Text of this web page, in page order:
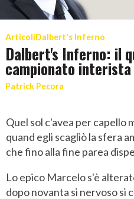
ArticoliDalbert's Inferno
Dalbert's Inferno: il
campionato interista
Patrick Pecora
Quel sol c'avea per capello
quand egli scagliò la sfera
che fino alla fine parea
Lo epico Marcelo s'è
dopo novanta si nervoso si